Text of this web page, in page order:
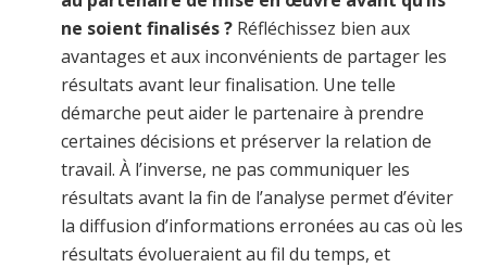
ne soient finalisés ? Réfléchissez bien aux
avantages et aux inconvénients de partager les
résultats avant leur finalisation. Une telle
démarche peut aider le partenaire à prendre
certaines décisions et préserver la relation de
travail. À l’inverse, ne pas communiquer les
résultats avant la fin de l’analyse permet d’éviter
la diffusion d’informations erronées au cas où les
résultats évolueraient au fil du temps, et